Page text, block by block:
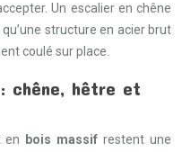
Un escalier en chêne
structure en acier brut
coulé sur place.
chêne, hêtre et
en bois massif restent une